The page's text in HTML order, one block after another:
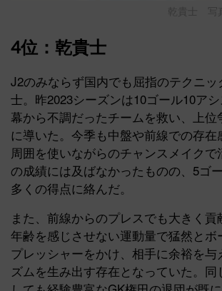
乾貴士 写
4位：乾貴士
J2のみならず国内でも屈指のテクニ
士。昨2023シーズンは10ゴール10ア
幕から不調だったチームを救い、上
に導いた。今季も中盤や前線での存在
周囲を使いながらのチャンスメイクで
の成績には及ばなかったものの、5ゴ
多くの得点に絡んだ。
また、前線からのプレスでも大きく貢
年齢を感じさせない運動量で猛然とボ
プレッシャーをかけ、相手に余裕を与
ズムを生み出す存在となっていた。同